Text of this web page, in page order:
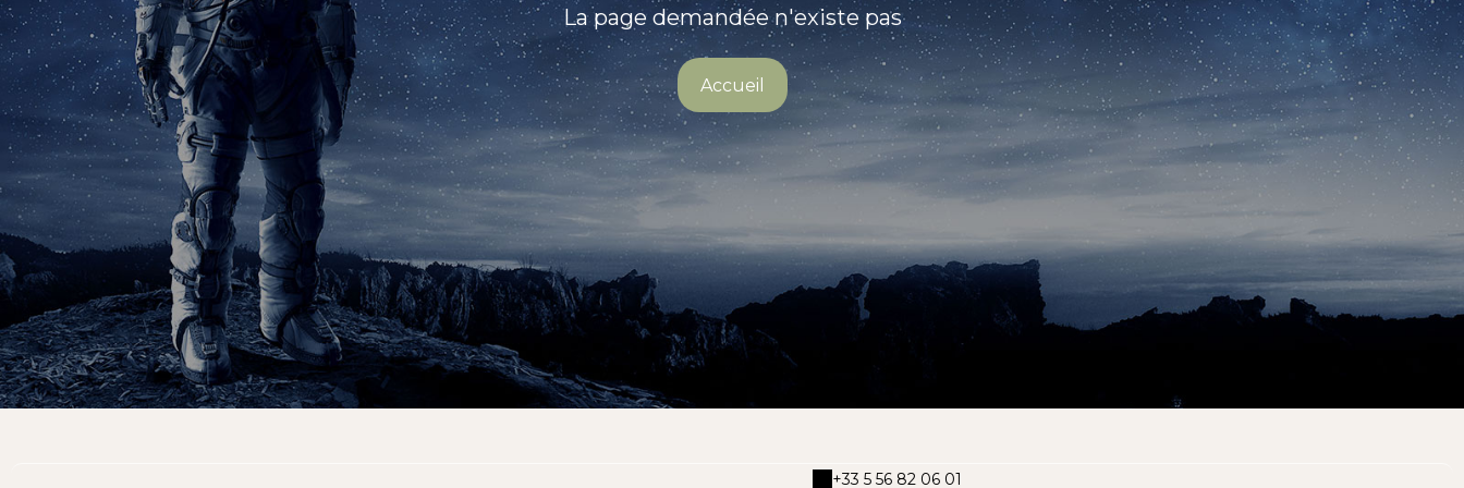
La page demandée n'existe pas
Accueil
+33 5 56 82 06 01